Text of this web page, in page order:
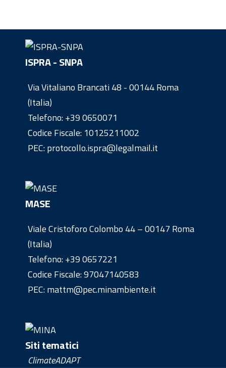
ISPRA - SNPA
Via Vitaliano Brancati 48 - 00144 Roma
(Italia)
Telefono:+39 0650071
Codice Fiscale: 10125211002
PEC: protocollo.ispra@legalmail.it
MASE
Viale Cristoforo Colombo 44 – 00147 Roma
(Italia)
Telefono:+39 0657221
Codice Fiscale: 97047140583
PEC: mattm@pec.minambiente.it
Siti tematici
ClimateADAPT